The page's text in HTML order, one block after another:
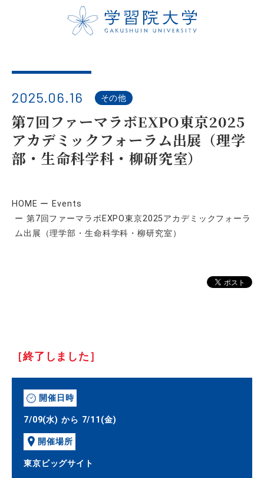
2025.06.16 その他
第7回ファーマラボEXPO東京2025
アカデミックフォーラム出展（理学
部・生命科学科・柳研究室）
HOME
Events
第7回ファーマラボEXPO東京2025アカデミックフォーラ
ム出展（理学部・生命科学科・柳研究室）
［終了しました］
開催日時
7/09(水) から 7/11(金)
開催場所
東京ビッグサイト